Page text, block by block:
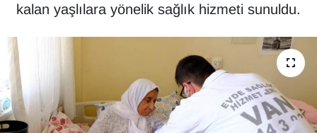
kalan yaşlılara yönelik sağlık hizmeti sunuldu.
ÇEVRE
Dernekler, Odalar
Diğer
Tüm Manşetler
Haber Arşivi